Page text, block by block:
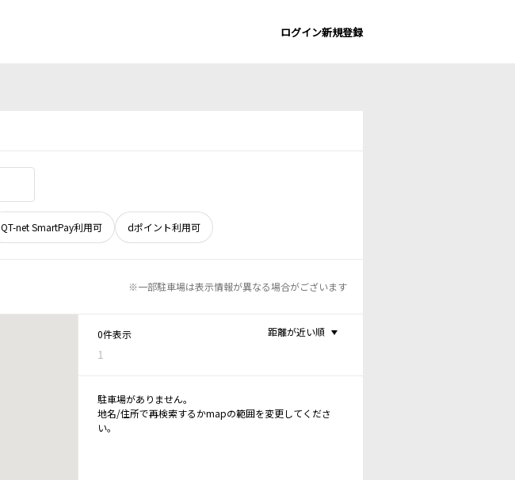
ログイン新規登録
QT-net SmartPay利用可 dポイント利用可
※一部駐車場は表示情報が異なる場合がございます
0件表示
1
距離が近い順
駐車場がありません。
地名/住所で再検索するかmapの範囲を変更してくださ
い。